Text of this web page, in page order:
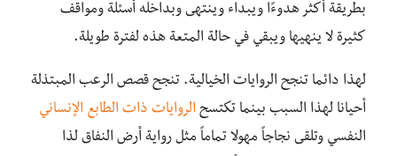
بطريقة أكثر هدوءًا ويبداء وينتهى وبداخله أسئلة ومواقف
كثيرة لا ينهيها ويبقي في حالة المتعة هذه لفترة طويلة.
لهذا دائما تنجح الروايات الخيالية. تنجح قصص الرعب المبتذلة
أحيانا لهذا السبب بينما تكتسح الروايات ذات الطابع الإنساني
النفسي وتلقى نجاجاً مهولا تماماً مثل رواية أرض النفاق لذا